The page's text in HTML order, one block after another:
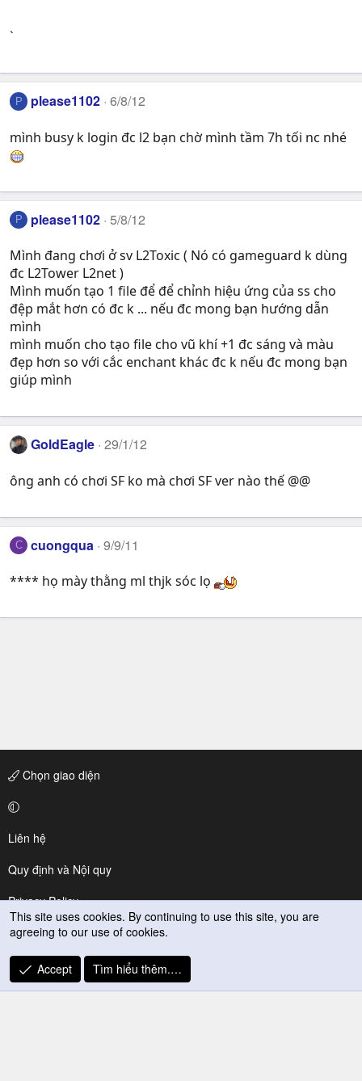
`
P please1102 6/8/12
mình busy k login đc l2 bạn chờ mình tầm 7h tối nc nhé
P please1102 5/8/12
Mình đang chơi ở sv L2Toxic ( Nó có gameguard k dùng
đc L2Tower L2net )
Mình muốn tạo 1 file để để chỉnh hiệu ứng của ss cho
đệp mắt hơn có đc k ... nếu đc mong bạn hướng dẫn
mình
mình muốn cho tạo file cho vũ khí +1 đc sáng và màu
đẹp hơn so với cắc enchant khác đc k nếu đc mong bạn
giúp mình
GoldEagle 29/1/12
ông anh có chơi SF ko mà chơi SF ver nào thế @@
C cuongqua 9/9/11
**** họ mày thằng ml thjk sóc lọ
Chọn giao diện
Liên hệ
Quy định và Nội quy
Privacy Policy
Trợ giúp
R
S
This site uses cookies. By continuing to use this site, you are
agreeing to our use of cookies.
Accept Tìm hiểu thêm.…